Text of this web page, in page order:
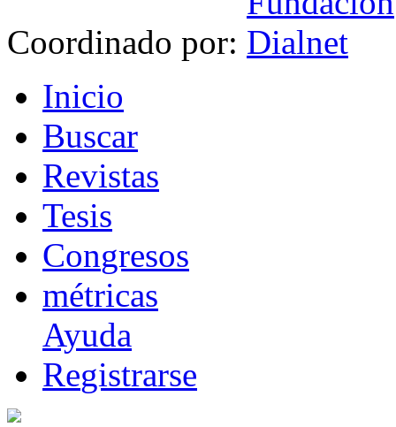
Coordinado por:
Inicio
Buscar
Revistas
Tesis
Congresos
métricas
Ayuda
Registrarse